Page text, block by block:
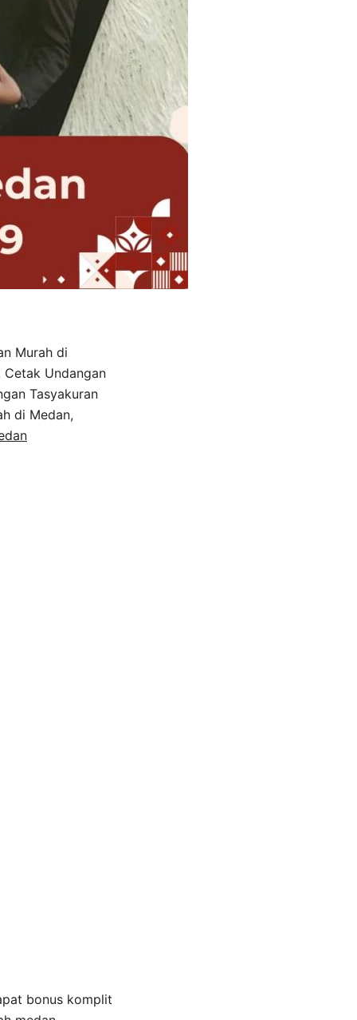
Murah di
Cetak Undangan
Tasyakuran
di Medan,
bonus komplit